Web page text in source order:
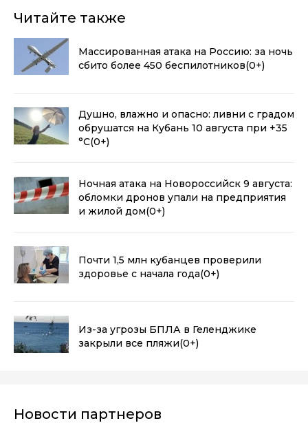
Читайте также
Массированная атака на Россию: за ночь
сбито более 450 беспилотников(0+)
Душно, влажно и опасно: ливни с градом
обрушатся на Кубань 10 августа при +35
°С(0+)
Ночная атака на Новороссийск 9 августа:
обломки дронов упали на предприятия
и жилой дом(0+)
Почти 1,5 млн кубанцев проверили
здоровье с начала года(0+)
Из-за угрозы БПЛА в Геленджике
закрыли все пляжи(0+)
Новости партнеров